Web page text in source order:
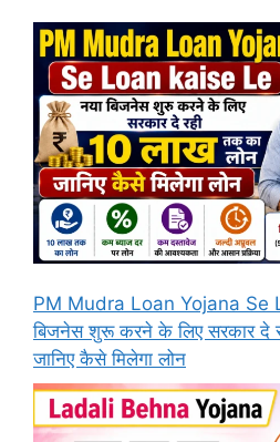
PM Mudra Loan Yojana Se
बिजनेस शुरू करने के लिए सरकार दे
जानिए कैसे मिलेगा लोन